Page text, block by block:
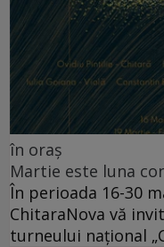
în oraș
Martie este luna
În perioada 16-30
ChitaraNova vă
turneului național